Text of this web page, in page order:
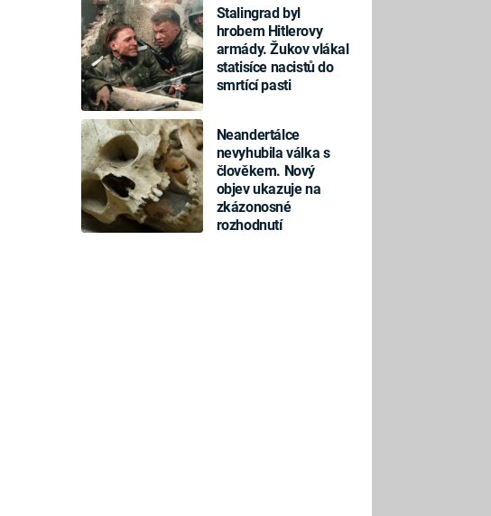
Stalingrad byl
hrobem Hitlerovy
armády. Žukov vlákal
statisíce nacistů do
smrtící pasti
Neandertálce
nevyhubila válka s
člověkem. Nový
objev ukazuje na
zkázonosné
rozhodnutí